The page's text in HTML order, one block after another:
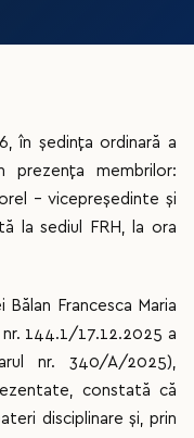
ședința ordinară a
prezența membrilor:
– vicepreşedinte și
la sediul FRH, la ora
Francesca Maria
144.1/17.12.2025 a
nr. 340/A/2025),
constată că
disciplinare și, prin